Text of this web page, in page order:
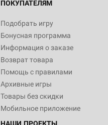
ПОКУПАТЕЛЯМ
Подобрать игру
Бонусная программа
Информация о заказе
Возврат товара
Помощь с правилами
Архивные игры
Товары без скидки
Мобильное приложение